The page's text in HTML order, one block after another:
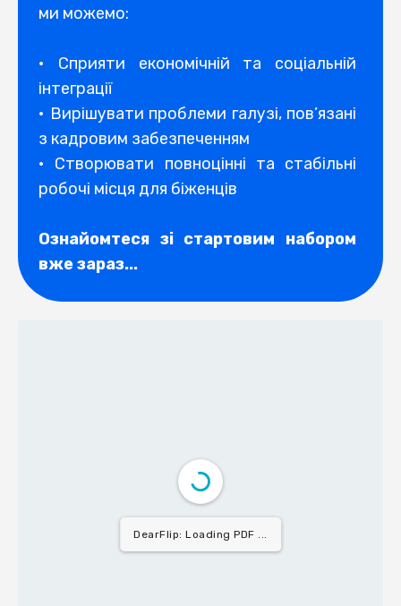
ми можемо:
• Сприяти економічній та соціальній
інтеграції
• Вирішувати проблеми галузі, пов’язані
з кадровим забезпеченням
• Створювати повноцінні та стабільні
робочі місця для біженців
Ознайомтеся зі стартовим набором
вже зараз...
DearFlip: Loading PDF 12%
...